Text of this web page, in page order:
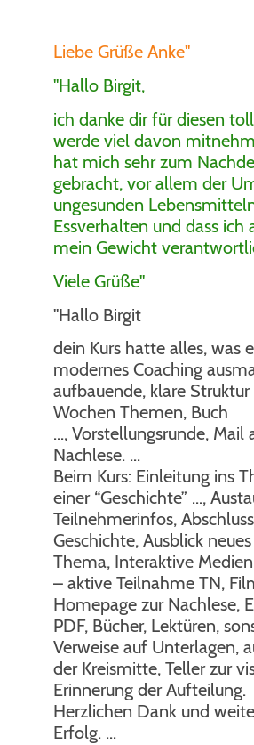
Liebe Grüße Anke"
"Hallo Birgit,
ich danke dir für diesen
werde viel davon
hat mich sehr zum
gebracht, vor allem der
ungesunden
Essverhalten und dass ich
mein Gewicht
Viele Grüße"
"Hallo Birgit
dein Kurs hatte alles, was
modernes Coaching
aufbauende, klare Struktur
Wochen Themen, Buch
..., Vorstellungsrunde, Mail
Nachlese. ...
Beim Kurs: Einleitung ins
einer “Geschichte” ...,
Teilnehmerinfos,
Geschichte, Ausblick neues
Thema, Interaktive
– aktive Teilnahme TN,
Homepage zur Nachlese,
PDF, Bücher, Lektüren,
Verweise auf Unterlagen,
der Kreismitte, Teller zur
Erinnerung der Aufteilung.
Herzlichen Dank und
Erfolg. ...